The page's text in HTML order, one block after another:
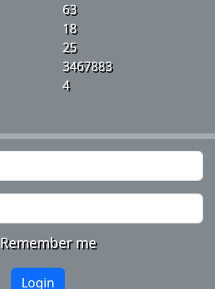
63
18
25
3467883
4
Remember me
Login